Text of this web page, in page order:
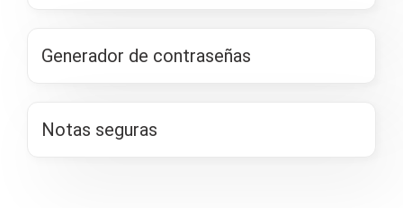
Generador de contraseñas
Notas seguras